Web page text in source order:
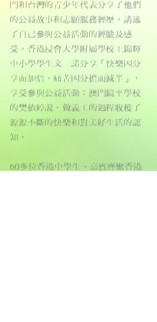
門和台灣的青少年代表分享了他們
的公益故事和志願服務經歷，講述
了自己參與公益活動的經驗及感
受。香港浸會大學附屬學校王錦輝
中小學學生文一諾分享「快樂因分
享而加倍，痛苦因分擔而減半」，
享受參與公益活動；澳門鏡平學校
的樊依婷說，做義工的過程收穫了
源源不斷的快樂和對美好生活的認
知。
60多位香港中學生、嘉賓齊聚香港